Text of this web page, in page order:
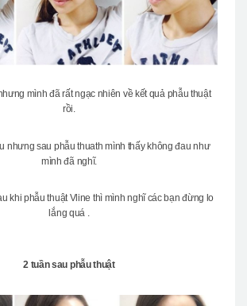
mình đã rất ngạc nhiên về kết quả phẫu thuật
rồi.
nhưng sau phẫu thuath mình thấy không đau như
mình đã nghĩ.
khi phẫu thuật Vline thì mình nghĩ các bạn đừng lo
lắng quá .
2 tuần sau phẫu thuật